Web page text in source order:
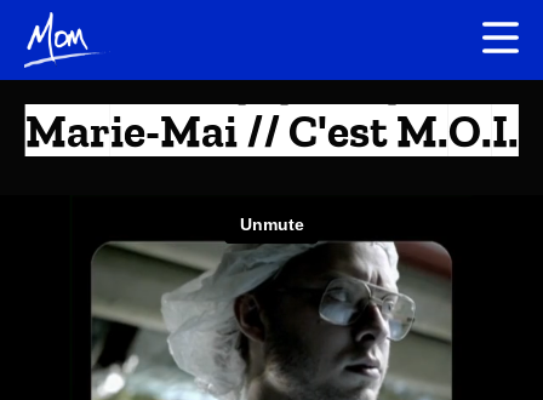
Marie-Mai // C'est M.O.I.